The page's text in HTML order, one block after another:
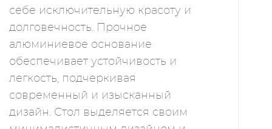
себе исключительную красоту и
долговечность. Прочное
алюминиевое основание
обеспечивает устойчивость и
легкость, подчеркивая
современный и изысканный
дизайн. Стол выделяется своим